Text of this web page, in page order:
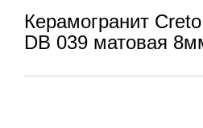
Керамогранит
DB 039 матовая